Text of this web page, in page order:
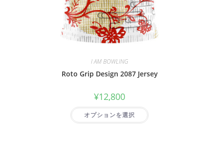
I AM BOWLING
Roto Grip Design 2087 Jersey
¥12,800
オプションを選択